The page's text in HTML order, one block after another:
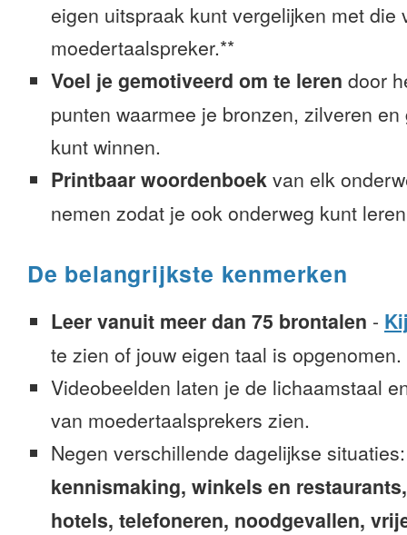
eigen uitspraak kunt vergelijken met die
moedertaalspreker.**
Voel je gemotiveerd om te leren door
punten waarmee je bronzen, zilveren
kunt winnen.
Printbaar woordenboek van elk
nemen zodat je ook onderweg kunt
De belangrijkste kenmerken
Leer vanuit meer dan 75 brontalen -
te zien of jouw eigen taal is opgenomen.
Videobeelden laten je de lichaamstaal
van moedertaalsprekers zien.
Negen verschillende dagelijkse
kennismaking, winkels en
hotels, telefoneren, noodgevallen,